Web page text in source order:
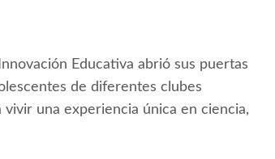
Educativa abrió sus puertas
de diferentes clubes
una experiencia única en ciencia,